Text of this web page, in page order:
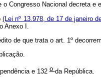
o Congresso Nacional decreta e
(Lei nº 13.978, de 17 de janeiro
Anexo I.
de que trata o art. 1º
e 132o da República.